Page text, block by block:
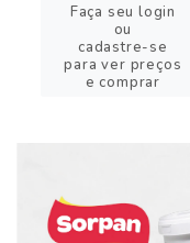
Faça seu login
ou
cadastre-se
para ver preços
e comprar